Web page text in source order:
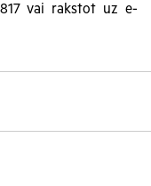
vai rakstot uz e-